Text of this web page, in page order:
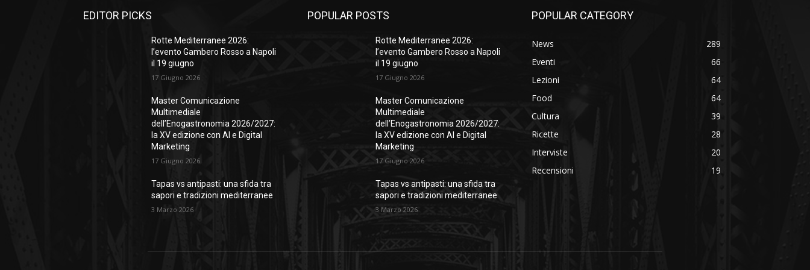
EDITOR PICKS
Rotte Mediterranee 2026:
l’evento Gambero Rosso a Napoli
il 19 giugno
17 Giugno 2026
Master Comunicazione
Multimediale
dell’Enogastronomia 2026/2027:
la XV edizione con AI e Digital
Marketing
17 Giugno 2026
Tapas vs antipasti: una sfida tra
sapori e tradizioni mediterranee
3 Marzo 2026
POPULAR POSTS
Rotte Mediterranee 2026:
l’evento Gambero Rosso a Napoli
il 19 giugno
17 Giugno 2026
Master Comunicazione
Multimediale
dell’Enogastronomia 2026/2027:
la XV edizione con AI e Digital
Marketing
17 Giugno 2026
Tapas vs antipasti: una sfida tra
sapori e tradizioni mediterranee
3 Marzo 2026
POPULAR CATEGORY
News
289
Eventi
66
Lezioni
64
Food
64
Cultura
39
Ricette
28
Interviste
20
Recensioni
19